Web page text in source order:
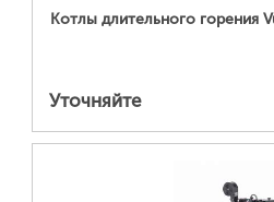
Котлы длительного горения
Уточняйте